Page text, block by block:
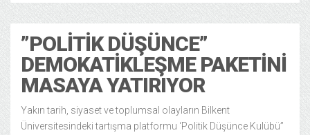
”POLITIK DÜŞÜNCE”
DEMOKATIKLEŞME PAKETINI
MASAYA YATIRIYOR
Yakın tarih, siyaset ve toplumsal olayların Bilkent
Üniversitesindeki tartışma platformu ‘Politik Düşünce Kulübü”